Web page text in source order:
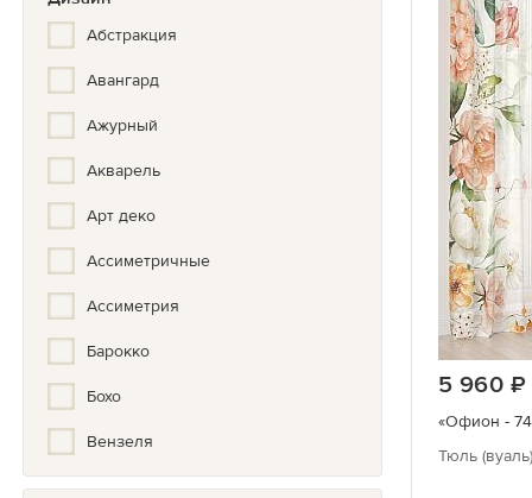
Золотой
Серебристый
Бронза
Абстракция
Авангард
Ажурный
Акварель
Арт деко
Ассиметричные
Ассиметрия
Барокко
Бохо
Вензеля
Вертикальная полоска
5 960
«Офион -
Тюль